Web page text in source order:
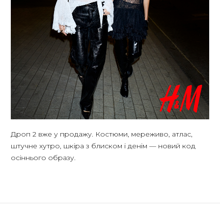
Дроп 2 вже у продажу. Костюми, мереживо, атлас,
штучне хутро, шкіра з блиском і денім — новий код
осіннього образу.